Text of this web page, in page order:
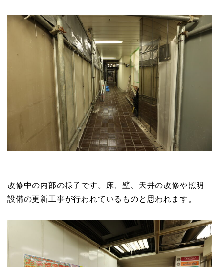
改修中の内部の様子です。床、壁、天井の改修や照明
設備の更新工事が行われているものと思われます。